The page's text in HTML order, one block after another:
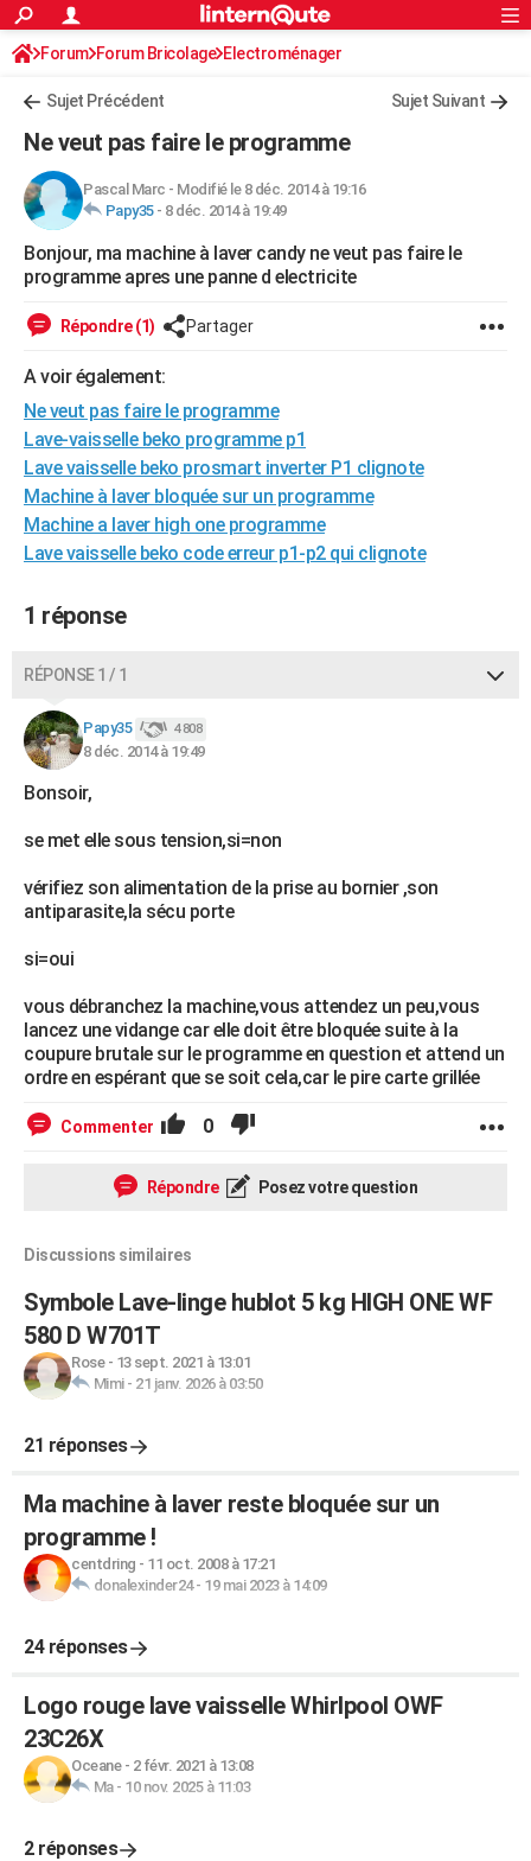
ACTUALITÉS
Politique
Société
Faits Divers
Education
Monde
Villes
+
FINANCE
Retraite
Impôts
Epargne
Immobilier
Risques naturels par ville
Banque
Assurance
Crédit
AUTO
Essais
Réserver un essai
Citadines
Berlines
SUV
Forum auto
+HIGH-TECH
Mobiles
Meilleur smartphone
Internet
Ordinateurs
Jeux vidéo
Guide high-tech
BRICOLAGE
WEEK-END
Guides de France
Escapades
Patrimoine
Expositions
Musées
Week-end nature
+LIFESTYLE
Art de vivre
Bien-être
Loisirs
ModeModes de vie
SANTE
Alimentation
Guide de la santé
Maladies
Médicaments
Sommeil
Destinations
City break
Voyage nature
Voyage de noces
Forum
Climat
PHOTO
GUIDES D'ACHAT
Carte de Noël
Carte Bonne année
Carte Saint-Valentin
Carte Pâques
Carte d'anniversaire
DICTIONNAIRE
Dictionnaire
Biographies
Citations
Expressions
Proverbes
PROGRAMME TV
COPAINS D'AVANT
S'inscrire
Se connecter
Lycées
Collèges
Primaires
Universités
Entreprises
Service militaire
Avis de recherche
AVIS DE DÉCÈS
S'inscrire
Connexion
Forum Forum Bricolage Electroménager
Sujet Précédent Sujet Suivant
Ne veut pas faire le programme
Pascal Marc - Modifié le 8 déc. 2014 à 19:16
Papy35- 8 déc. 2014 à 19:49
Bonjour, ma machine à laver candy ne veut pas faire le
programme apres une panne d electricite
Répondre (1) Partager
A voir également:
Ne veut pas faire le programme
Lave-vaisselle beko programme p1
Lave vaisselle beko prosmart inverter P1 clignote
Machine à laver bloquée sur un programme
Machine a laver high one programme
Lave vaisselle beko code erreur p1-p2 qui clignote
1 réponse
RÉPONSE 1 / 1
Papy35 4 808
8 déc. 2014 à 19:49
Bonsoir,
se met elle sous tension,si=non
vérifiez son alimentation de la prise au bornier ,son
antiparasite,la sécu porte
si=oui
vous débranchez la machine,vous attendez un peu,vous
lancez une vidange car elle doit être bloquée suite à la
coupure brutale sur le programme en question et attend un
ordre en espérant que se soit cela,car le pire carte grillée
Commenter 0
Répondre Posez votre question
Discussions similaires
Symbole Lave-linge hublot 5 kg HIGH ONE WF
580 D W701T
Rose- 13 sept. 2021 à 13:01
Mimi- 21 janv. 2026 à 03:50
21 réponses
Ma machine à laver reste bloquée sur un
programme !
centdring - 11 oct. 2008 à 17:21
donalexinder24- 19 mai 2023 à 14:09
24 réponses
Logo rouge lave vaisselle Whirlpool OWF
23C26X
Oceane- 2 févr. 2021 à 13:08
Ma- 10 nov. 2025 à 11:03
2 réponses